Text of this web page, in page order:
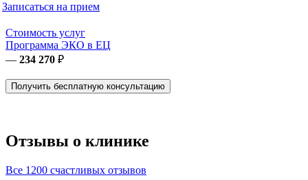
Записаться на прием
Стоимость услуг
Программа ЭКО в ЕЦ
— 234 270 ₽
Получить бесплатную консультацию
Отзывы о клинике
Все 1200 счастливых отзывов